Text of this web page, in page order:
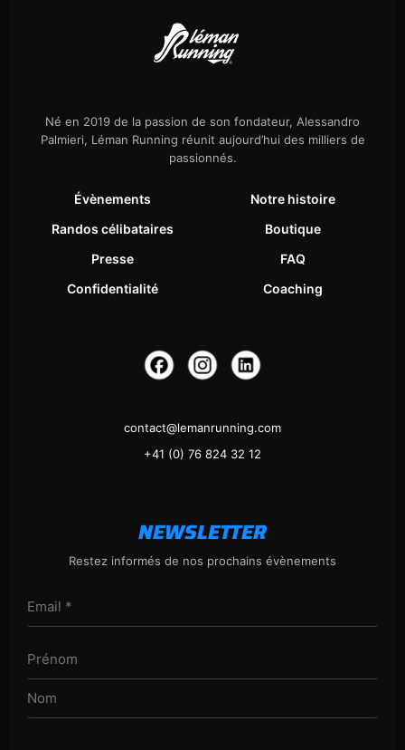
Né en 2019 de la passion de son fondateur, Alessandro
Palmieri, Léman Running réunit aujourd’hui des milliers de
passionnés.
Évènements
Notre histoire
Randos célibataires
Boutique
Presse
FAQ
Confidentialité
Coaching
contact@lemanrunning.com
+41 (0) 76 824 32 12
NEWSLETTER
Restez informés de nos prochains évènements